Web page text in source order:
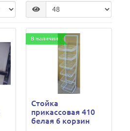
В наличии
Стойка
прикассовая 410
белая 6 корзин